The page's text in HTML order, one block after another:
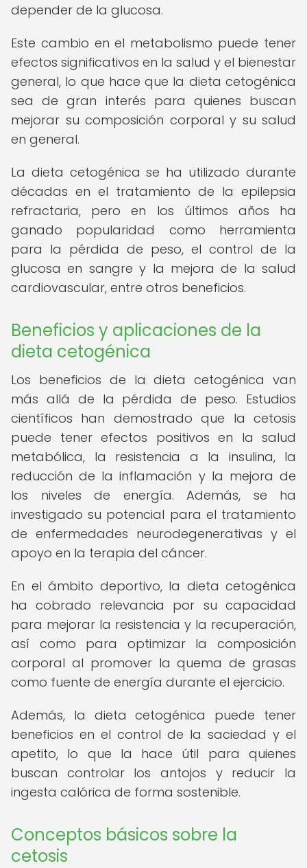
depender de la glucosa.
Este cambio en el metabolismo puede tener
efectos significativos en la salud y el bienestar
general, lo que hace que la dieta cetogénica
sea de gran interés para quienes buscan
mejorar su composición corporal y su salud
en general.
La dieta cetogénica se ha utilizado durante
décadas en el tratamiento de la epilepsia
refractaria, pero en los últimos años ha
ganado popularidad como herramienta
para la pérdida de peso, el control de la
glucosa en sangre y la mejora de la salud
cardiovascular, entre otros beneficios.
Beneficios y aplicaciones de la
dieta cetogénica
Los beneficios de la dieta cetogénica van
más allá de la pérdida de peso. Estudios
científicos han demostrado que la cetosis
puede tener efectos positivos en la salud
metabólica, la resistencia a la insulina, la
reducción de la inflamación y la mejora de
los niveles de energía. Además, se ha
investigado su potencial para el tratamiento
de enfermedades neurodegenerativas y el
apoyo en la terapia del cáncer.
En el ámbito deportivo, la dieta cetogénica
ha cobrado relevancia por su capacidad
para mejorar la resistencia y la recuperación,
así como para optimizar la composición
corporal al promover la quema de grasas
como fuente de energía durante el ejercicio.
Además, la dieta cetogénica puede tener
beneficios en el control de la saciedad y el
apetito, lo que la hace útil para quienes
buscan controlar los antojos y reducir la
ingesta calórica de forma sostenible.
Conceptos básicos sobre la
cetosis